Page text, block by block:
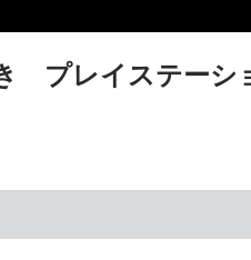
プレイステーシ